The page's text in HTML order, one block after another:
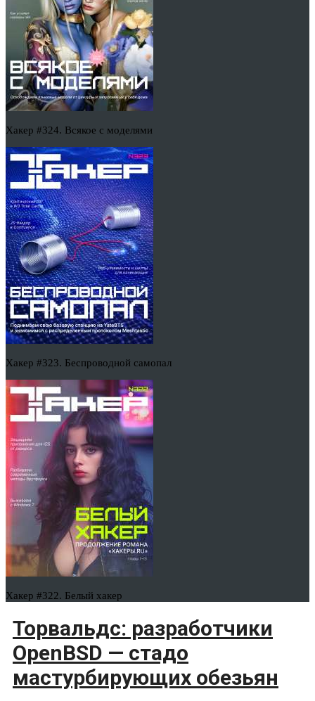
Хакер #324. Всякое с моделями
Хакер #323. Беспроводной самопал
Хакер #322. Белый хакер
Торвальдс: разработчики
OpenBSD — стадо
мастурбирующих обезьян